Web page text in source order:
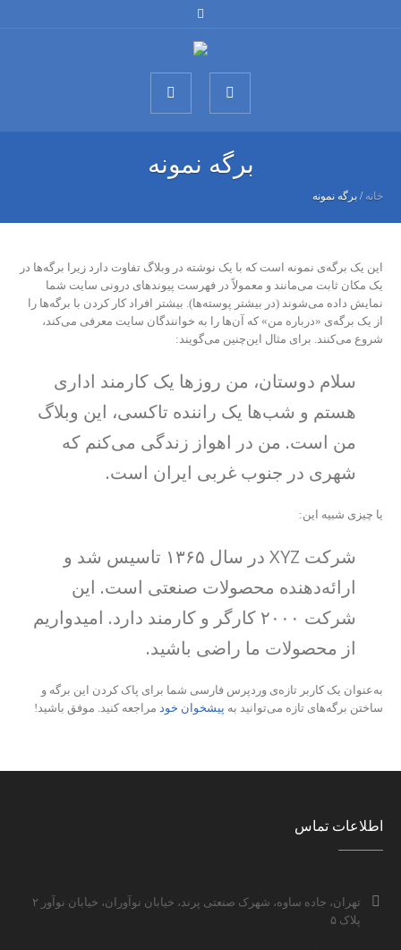
برگه نمونه
خانه / برگه نمونه
این یک برگه‌ی نمونه است که با یک نوشته در وبلاگ تفاوت دارد زیرا برگه‌ها در
یک مکان ثابت می‌مانند و معمولاً در فهرست پیوندهای درونی سایت شما
نمایش داده می‌شوند (در بیشتر پوسته‌ها). بیشتر افراد کار کردن با برگه‌ها را
از یک برگه‌ی «درباره من» که آن‌ها را به خوانندگان سایت معرفی می‌کند،
شروع می‌کنند. برای مثال این‌چنین می‌گویند:
سلام دوستان، من روزها یک کارمند اداری
هستم و شب‌ها یک راننده تاکسی، این وبلاگ
من است. من در اهواز زندگی می‌کنم که
شهری در جنوب غربی ایران است.
یا چیزی شبیه این:
شرکت XYZ در سال ۱۳۶۵ تاسیس شد و
ارائه‌دهنده محصولات صنعتی است. این
شرکت ۲۰۰۰ کارگر و کارمند دارد. امیدواریم
از محصولات ما راضی باشید.
به‌عنوان یک کاربر تازه‌ی وردپرس فارسی شما برای پاک کردن این برگه و
ساختن برگه‌های تازه می‌توانید به پیشخوان خود مراجعه کنید. موفق باشید!
اطلاعات تماس
تهران، جاده ساوه، شهرک صنعتی پرند، خیابان نوآوران، خیابان نوآور ۲
پلاک ۵